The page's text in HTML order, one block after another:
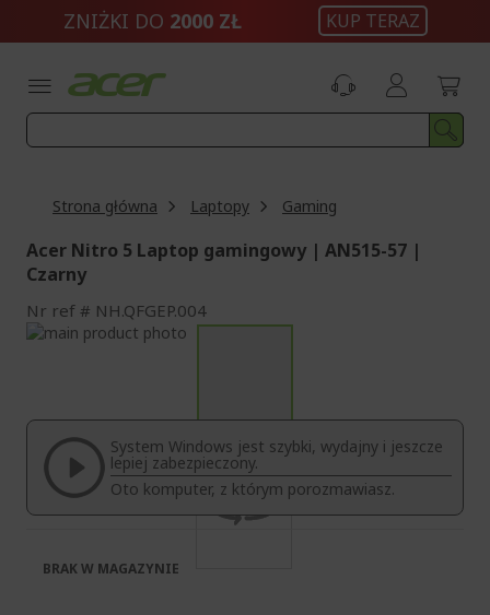
ZNIŻKI DO 2000 ZŁ KUP TERAZ
Strona główna Laptopy Gaming
Acer Nitro 5 Laptop gamingowy | AN515-57 |
Czarny
Nr ref NH.QFGEP.004
Przejdź
galerii
System Windows jest szybki, wydajny i jeszcze
lepiej zabezpieczony.
Oto komputer, z którym porozmawiasz.
BRAK W MAGAZYNIE